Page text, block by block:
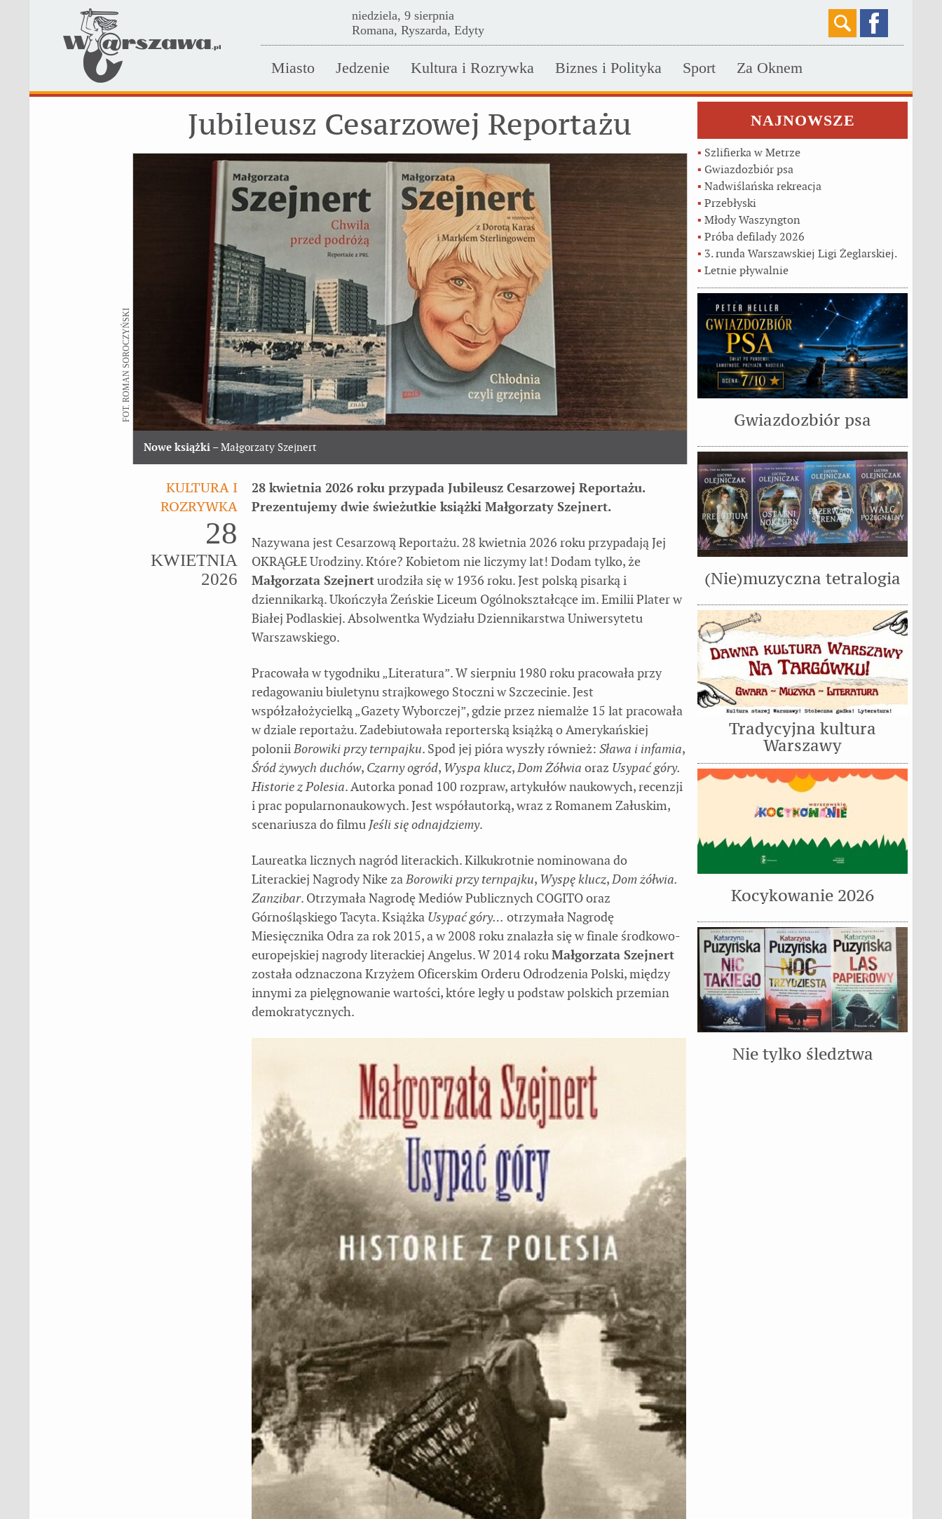
niedziela, 9 sierpnia
Romana, Ryszarda, Edyty
Miasto Jedzenie Kultura i Rozrywka Biznes i Polityka Sport Za Oknem
Jubileusz Cesarzowej Reportażu
Nowe książki – Małgorzaty Szejnert
FOT. ROMAN SOROCZYŃSKI
KULTURA I
ROZRYWKA
28
KWIETNIA
2026
28 kwietnia 2026 roku przypada Jubileusz Cesarzowej Reportażu.
Prezentujemy dwie świeżutkie książki Małgorzaty Szejnert.
Nazywana jest Cesarzową Reportażu. 28 kwietnia 2026 roku przypadają Jej
OKRĄGŁE Urodziny. Które? Kobietom nie liczymy lat! Dodam tylko, że
Małgorzata Szejnerturodziła się w 1936 roku. Jest polską pisarką i
dziennikarką. Ukończyła Żeńskie Liceum Ogólnokształcące im. Emilii Plater w
Białej Podlaskiej. Absolwentka Wydziału Dziennikarstwa Uniwersytetu
Warszawskiego.
Pracowała w tygodniku „Literatura”. W sierpniu 1980 roku pracowała przy
redagowaniu biuletynu strajkowego Stoczni w Szczecinie. Jest
współzałożycielką „Gazety Wyborczej”, gdzie przez niemalże 15 lat pracowała
w dziale reportażu. Zadebiutowała reporterską książką o Amerykańskiej
poloniiBorowiki przy ternpajku. Spod jej pióra wyszły również: Sława i infamia,
Śród żywych duchów, Czarny ogród, Wyspa klucz,Dom Żółwia oraz Usypać góry.
Historie z Polesia. Autorka ponad 100 rozpraw, artykułów naukowych, recenzji
i prac popularnonaukowych. Jest współautorką, wraz z Romanem Załuskim,
scenariusza do filmu Jeśli się odnajdziemy.
Laureatka licznych nagród literackich. Kilkukrotnie nominowana do
Literackiej Nagrody Nike zaBorowiki przy ternpajku, Wyspę klucz,Dom żółwia.
Zanzibar. Otrzymała Nagrodę Mediów Publicznych COGITO oraz
Górnośląskiego Tacyta. Książka Usypać góry… otrzymała Nagrodę
Miesięcznika Odra za rok 2015, a w 2008 roku znalazła się w finale środkowo-
europejskiej nagrody literackiej Angelus. W 2014 rokuMałgorzata Szejnert
została odznaczona Krzyżem Oficerskim Orderu Odrodzenia Polski, między
innymi za pielęgnowanie wartości, które legły u podstaw polskich przemian
demokratycznych.
NAJNOWSZE
Szlifierka w Metrze
Gwiazdozbiór psa
Nadwiślańska rekreacja
Przebłyski
Młody Waszyngton
Próba defilady 2026
3. runda Warszawskiej Ligi Żeglarskiej.
Letnie pływalnie
Gwiazdozbiór psa
(Nie)muzyczna tetralogia
Tradycyjna kultura
Warszawy
Kocykowanie 2026
Nie tylko śledztwa